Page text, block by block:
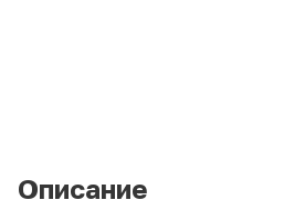
Описание